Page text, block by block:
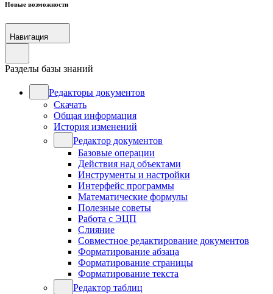
Новые возможности
Навигация
Разделы базы знаний
Редакторы документов
Скачать
Общая информация
История изменений
Редактор документов
Базовые операции
Действия над объектами
Инструменты и настройки
Интерфейс программы
Математические формулы
Полезные советы
Работа с ЭЦП
Слияние
Совместное редактирование документов
Форматирование абзаца
Форматирование страницы
Форматирование текста
Редактор таблиц